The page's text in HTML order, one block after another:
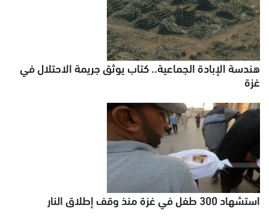
هندسة الإبادة الجماعية.. كتاب يوثق جريمة الاحتلال في
غزة
استشهاد 300 طفل في غزة منذ وقف إطلاق النار